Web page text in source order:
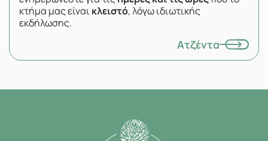
κτήμα μας είναικλειστό, λόγω ιδιωτικής
εκδήλωσης.
Ατζέντα